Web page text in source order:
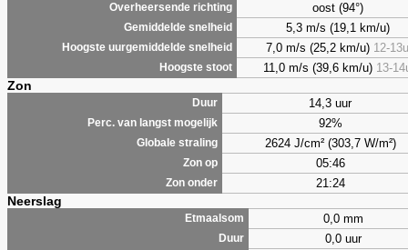
Overheersende richting oost (94°)
Gemiddelde snelheid 5,3 m/s (19,1 km/u)
Hoogste uurgemiddelde snelheid 7,0 m/s (25,2 km/u) 12-13u
Hoogste stoot 11,0 m/s (39,6 km/u) 13-
Zon
Duur 14,3 uur
Perc. van langst mogelijk 92%
Globale straling 2624 J/cm² (303,7 W/m²)
Zon op 05:46
Zon onder 21:24
Neerslag
Etmaalsom 0,0 mm
Duur 0,0 uur